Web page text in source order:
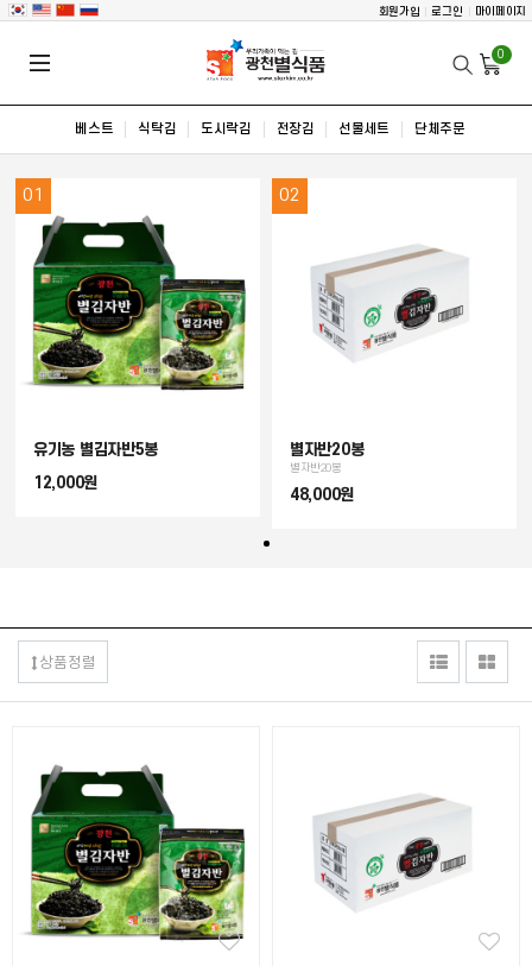
회원가입 로그인 마이페이지
0
베스트 식탁김 도시락김 전장김 선물세트 단체주문
01
유기농 별김자반5봉
12,000원
02
별자반20봉
별자반20봉
48,000원
상품정렬